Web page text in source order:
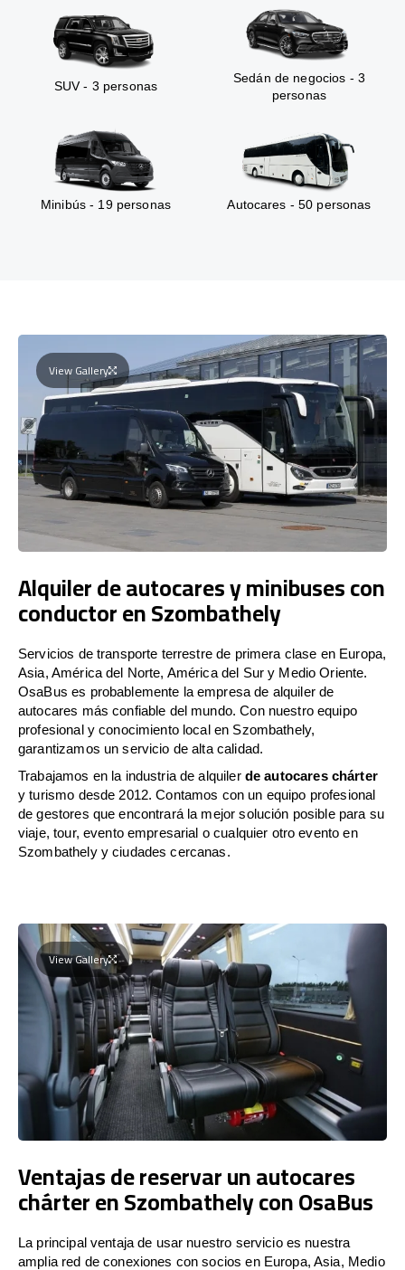
SUV - 3 personas
Sedán de negocios - 3
personas
Minibús - 19 personas Autocares - 50 personas
View Gallery
Alquiler de autocares y minibuses con
conductor en Szombathely
Servicios de transporte terrestre de primera clase en Europa,
Asia, América del Norte, América del Sur y Medio Oriente.
OsaBus es probablemente la empresa de alquiler de
autocares más confiable del mundo. Con nuestro equipo
profesional y conocimiento local en Szombathely,
garantizamos un servicio de alta calidad.
Trabajamos en la industria de alquiler de autocares chárter
y turismo desde 2012. Contamos con un equipo profesional
de gestores que encontrará la mejor solución posible para su
viaje, tour, evento empresarial o cualquier otro evento en
Szombathely y ciudades cercanas.
View Gallery
Ventajas de reservar un autocares
chárter en Szombathely con OsaBus
La principal ventaja de usar nuestro servicio es nuestra
amplia red de conexiones con socios en Europa, Asia, Medio